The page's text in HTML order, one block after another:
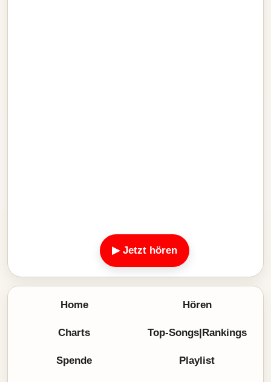
▶ Jetzt hören
Home Hören
Charts Top-Songs|Rankings
Spende Playlist